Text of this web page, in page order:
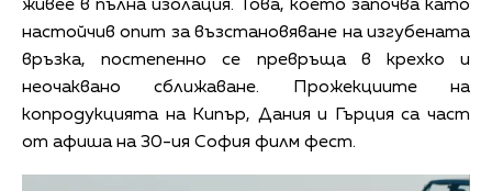
живее в пълна изолация. Това, което започва като
настойчив опит за възстановяване на изгубената
връзка, постепенно се превръща в крехко и
неочаквано сближаване. Прожекциите на
копродукцията на Кипър, Дания и Гърция са част
от афиша на 30-ия София филм фест.